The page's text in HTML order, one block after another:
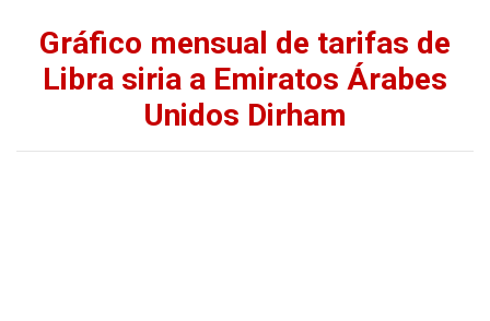
Gráfico mensual de tarifas de
Libra siria a Emiratos Árabes
Unidos Dirham